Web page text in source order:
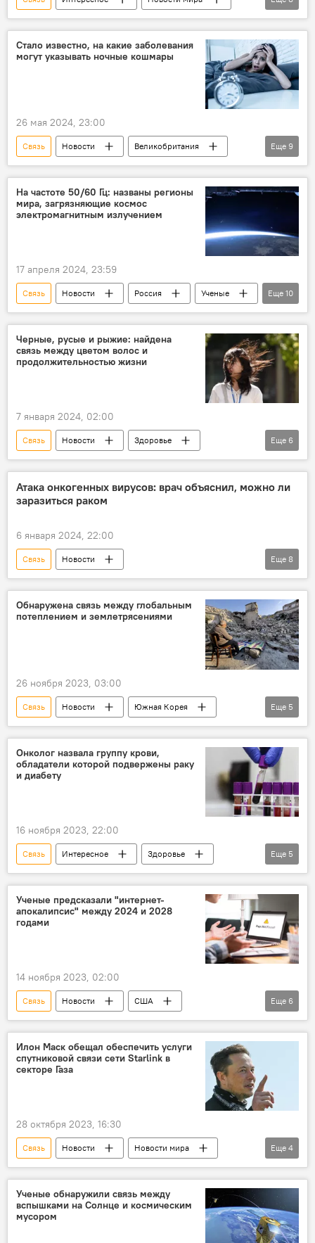
Израиль
Ученые
облик
Человек
имя
пророчество
Дети
лицо
Стало известно, на какие заболевания
могут указывать ночные кошмары
26 мая 2024, 23:00
Связь Новости
Великобритания
Кембриджский университет
Исследование
Сон
ночные кошмары
Болезни
симптомы
Здоровье
Еще 9
На частоте 50/60 Гц: названы регионы
мира, загрязняющие космос
электромагнитным излучением
17 апреля 2024, 23:59
Связь Новости Россия
Ученые
ЛЭП
Космос
электромагнитное излучение
Загрязнение
Интернет
спутники
завкафедрой "Электроснабжение и электротехника" Тольяттинского госуниверситета Вера Вахнина
Еще 10
Черные, русые и рыжие: найдена
связь между цветом волос и
продолжительностью жизни
7 января 2024, 02:00
Связь Новости
Здоровье
долголетие
цвет волос
Открытие
Общество
Еще 6
Атака онкогенных вирусов: врач объяснил, можно ли
заразиться раком
6 января 2024, 22:00
Связь
Новости
Российская академия наук (РАН)
Минздрав РФ
смертоносные вирусы
Онкологические заболевания
Медицина
Еще 8
Обнаружена связь между глобальным
потеплением и землетрясениями
26 ноября 2023, 03:00
Связь Новости
Южная Корея
Ученые
Открытие
разрушительные землетрясения
Открытие
Еще 5
Онколог назвала группу крови,
обладатели которой подвержены раку
и диабету
16 ноября 2023, 22:00
Связь Интересное
Здоровье
Медицина
Группа крови
Онкологические заболевания
Диабет
Общество
Еще 5
Ученые предсказали "интернет-
апокалипсис" между 2024 и 2028
годами
14 ноября 2023, 02:00
Связь Новости
США
Научное исследование
Солнце
вспышки
Магнитная буря
Интернет
Ущерб
Еще 6
Илон Маск обещал обеспечить услуги
спутниковой связи сети Starlink в
секторе Газа
28 октября 2023, 16:30
Связь Новости
Новости мира
Израиль
сектор Газа
палестино-израильский конфликт
Илон Маск
Еще 4
Ученые обнаружили связь между
вспышками на Солнце и космическим
мусором